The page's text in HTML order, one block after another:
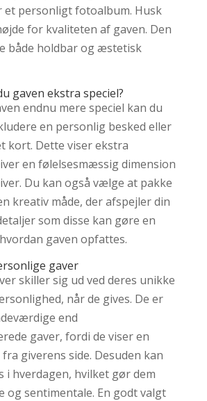
et personligt fotoalbum. Husk
for kvaliteten af gaven. Den
både holdbar og æstetisk
gaven ekstra speciel?
endnu mere speciel kan du
en personlig besked eller
kort. Dette viser ekstra
en følelsesmæssig dimension
Du kan også vælge at pakke
kreativ måde, der afspejler din
som disse kan gøre en
gaven opfattes.
gaver
skiller sig ud ved deres unikke
når de gives. De er
end
gaver, fordi de viser en
giverens side. Desuden kan
i hverdagen, hvilket gør dem
og sentimentale. En godt valgt